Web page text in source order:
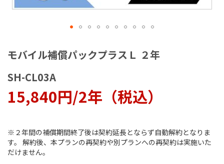
モバイル補償パックプラスＬ ２年
SH-CL03A
15,840円/2年（税込）
※２年間の補償期間終了後は契約延長とならず自動解約となりま
す。 解約後、本プランの再契約や別プランへの再契約は実施いた
だけません。
メ
ー
ギ
ラ
の
最
初
に